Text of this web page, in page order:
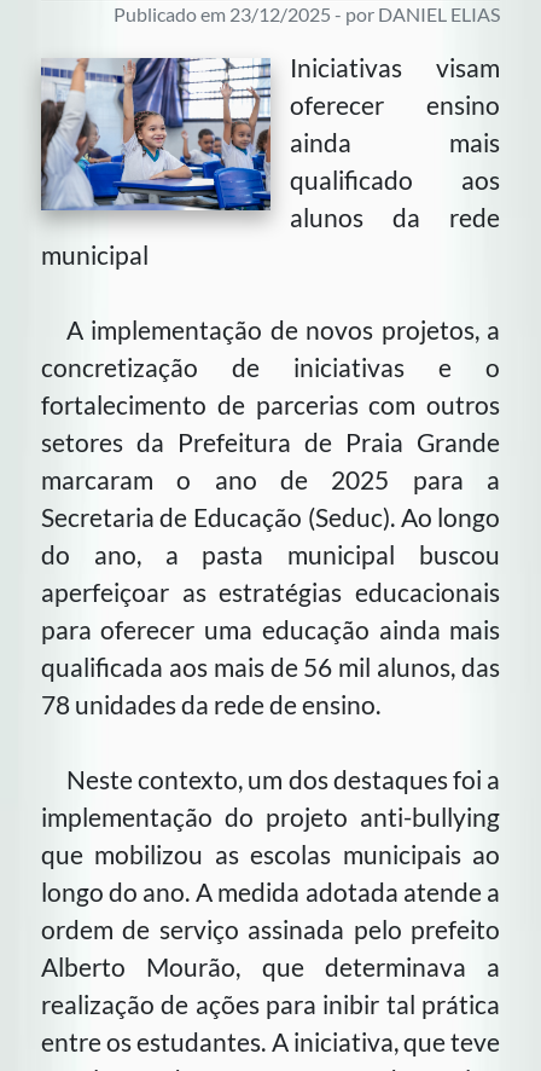
Publicado em 23/12/2025 - por DANIEL ELIAS
Iniciativas visam
oferecer ensino
ainda mais
qualificado aos
alunos da rede
municipal
A implementação de novos projetos, a
concretização de iniciativas e o
fortalecimento de parcerias com outros
setores da Prefeitura de Praia Grande
marcaram o ano de 2025 para a
Secretaria de Educação (Seduc). Ao longo
do ano, a pasta municipal buscou
aperfeiçoar as estratégias educacionais
para oferecer uma educação ainda mais
qualificada aos mais de 56 mil alunos, das
78 unidades da rede de ensino.
Neste contexto, um dos destaques foi a
implementação do projeto anti-bullying
que mobilizou as escolas municipais ao
longo do ano. A medida adotada atende a
ordem de serviço assinada pelo prefeito
Alberto Mourão, que determinava a
realização de ações para inibir tal prática
entre os estudantes. A iniciativa, que teve